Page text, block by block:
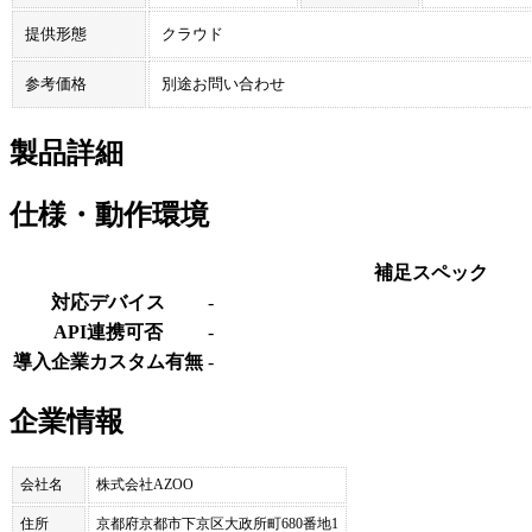
提供形態 クラウド
参考価格 別途お問い合わせ
製品詳細
仕様・動作環境
補足スペック
対応デバイス
-
API連携可否
-
導入企業カスタム有無 -
企業情報
会社名 株式会社AZOO
住所 京都府京都市下京区大政所町680番地1